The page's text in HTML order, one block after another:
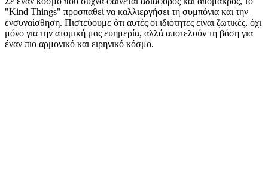
"Kind Things" προσπαθεί να καλλιεργήσει τη συμπόνια και την
ενσυναίσθηση. Πιστεύουμε ότι αυτές οι ιδιότητες είναι ζωτικές, όχι
μόνο για την ατομική μας ευημερία, αλλά αποτελούν τη βάση για
έναν πιο αρμονικό και ειρηνικό κόσμο.